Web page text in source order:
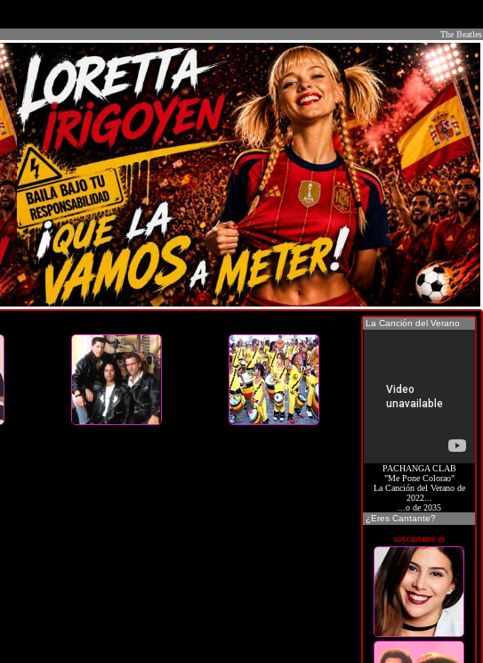
The Beatles
La Canción del Verano
PACHANGA CLAB
"Me Pone Colorao"
La Canción del Verano de
2022...
...o de 2035
¿Eres Cantante?
soycantante.es